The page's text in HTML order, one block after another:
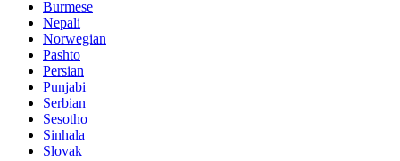
Burmese
Nepali
Norwegian
Pashto
Persian
Punjabi
Serbian
Sesotho
Sinhala
Slovak